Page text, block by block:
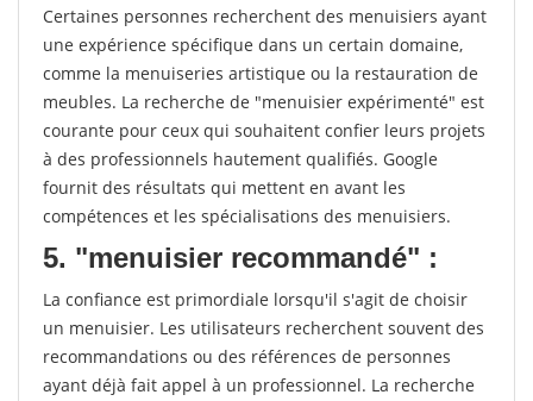
Certaines personnes recherchent des menuisiers ayant
une expérience spécifique dans un certain domaine,
comme la menuiseries artistique ou la restauration de
meubles. La recherche de "menuisier expérimenté" est
courante pour ceux qui souhaitent confier leurs projets
à des professionnels hautement qualifiés. Google
fournit des résultats qui mettent en avant les
compétences et les spécialisations des menuisiers.
5. "menuisier recommandé" :
La confiance est primordiale lorsqu'il s'agit de choisir
un menuisier. Les utilisateurs recherchent souvent des
recommandations ou des références de personnes
ayant déjà fait appel à un professionnel. La recherche